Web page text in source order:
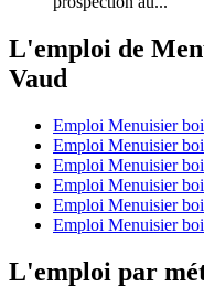
L'emploi de
Vaud
Emploi Menuisier
Emploi Menuisier
Emploi Menuisier
Emploi Menuisier
Emploi Menuisier
Emploi Menuisier
L'emploi par